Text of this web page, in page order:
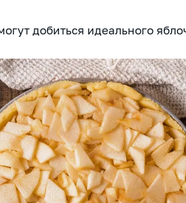
добиться идеального